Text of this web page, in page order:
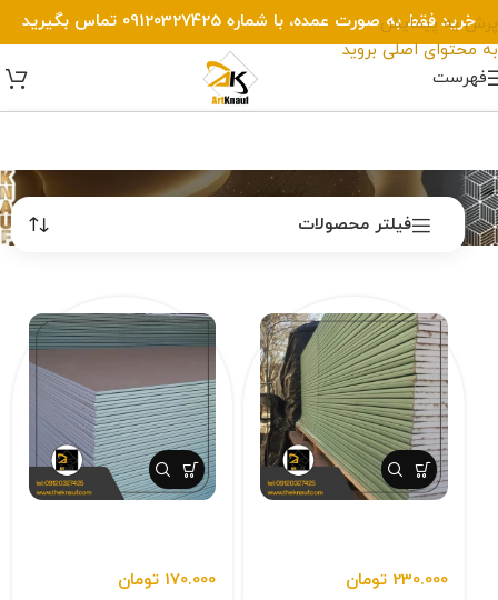
پرش به پیمایش
به محتوای اصلی بروید
خرید فقط به صورت عمده، با شماره 09120327425 تماس بگیرید
فهرستپانل گچی ضدرطوبت
فیلتر محصولات
230.000 تومان
170.000 تومان